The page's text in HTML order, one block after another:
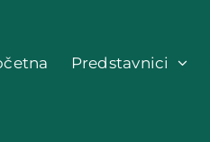
Predstavnici